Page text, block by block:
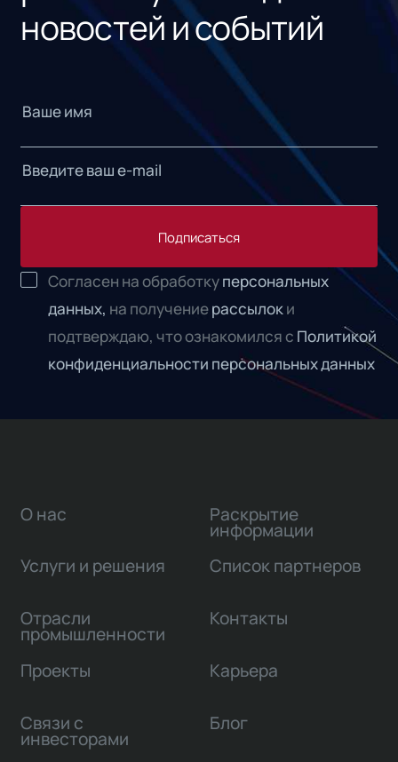
новостей и событий
Подписаться
Согласен на обработкуперсональных
данных, на получениерассылоки
подтверждаю, что ознакомился с Политикой
конфиденциальности персональных данных
О нас
Услуги и решения
Отрасли
промышленности
Проекты
Связи с
инвесторами
Раскрытие
информации
Список партнеров
Контакты
Карьера
Блог